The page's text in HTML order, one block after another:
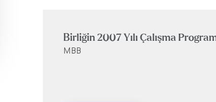
Birliğin 2007 Yılı Çalışma
MBB